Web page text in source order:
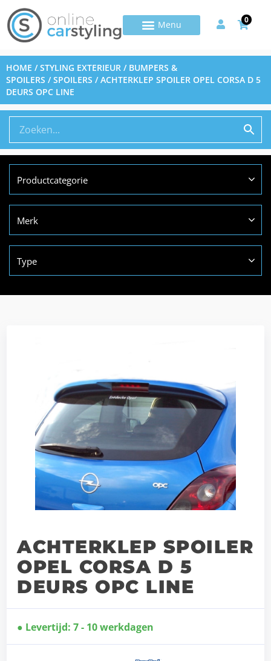
0
HOME /STYLING EXTERIEUR / BUMPERS &
SPOILERS /SPOILERS / ACHTERKLEP SPOILER OPEL CORSA D 5
DEURS OPC LINE
Productcategorie
Merk
Type
ACHTERKLEP SPOILER
OPEL CORSA D 5
DEURS OPC LINE
Levertijd: 7 - 10 werkdagen